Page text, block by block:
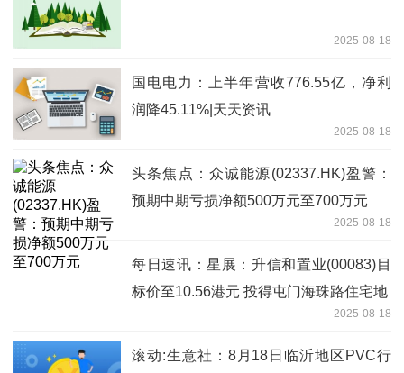
2025-08-18
国电电力：上半年营收776.55亿，净利
润降45.11%|天天资讯
2025-08-18
头条焦点：众诚能源(02337.HK)盈警：
预期中期亏损净额500万元至700万元
2025-08-18
每日速讯：星展：升信和置业(00083)目
标价至10.56港元 投得屯门海珠路住宅地
2025-08-18
滚动:生意社：8月18日临沂地区PVC行